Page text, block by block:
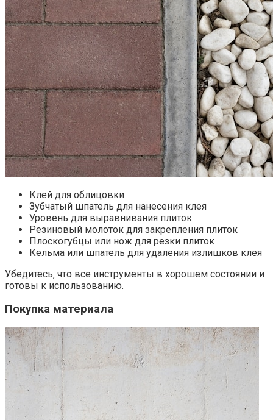
Клей для облицовки
Зубчатый шпатель для нанесения клея
Уровень для выравнивания плиток
Резиновый молоток для закрепления плиток
Плоскогубцы или нож для резки плиток
Кельма или шпатель для удаления излишков клея
Убедитесь‚ что все инструменты в хорошем состоянии и
готовы к использованию.​
Покупка материала